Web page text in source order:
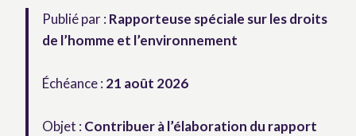
Publié par : Rapporteuse spéciale sur les droits
de l’homme et l’environnement
Échéance : 21 août 2026
Objet : Contribuer à l’élaboration du rapport